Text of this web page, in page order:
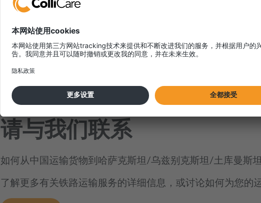
吉尔吉斯斯坦
请与我们联系
如何从中国运输货物到哈萨克斯坦/乌兹别克斯坦/土库曼斯
了解更多有关铁路运输服务的详细信息，或讨论如何为您